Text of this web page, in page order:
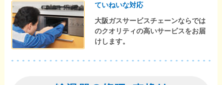
ていねいな対応
大阪ガスサービスチェーンならでは
のクオリティの高いサービスをお届
けします。